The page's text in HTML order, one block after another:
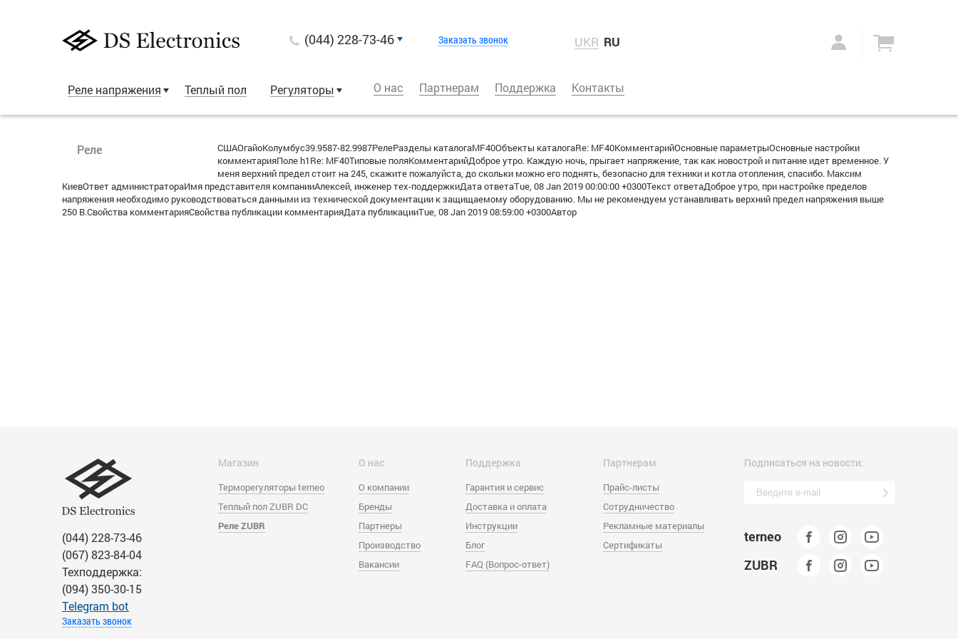
(044) 228-73-46 Заказать звонок UKR RU
Реле напряжения Теплый пол Регуляторы О нас Партнерам Поддержка Контакты
Реле
СШАОгайоКолумбус39.9587-82.9987РелеРазделы каталогаMF40Объекты каталогаRe: MF40КомментарийОсновные параметрыОсновные настройки
комментарияПоле h1Re: MF40Типовые поляКомментарийДоброе утро. Каждую ночь, прыгает напряжение, так как новострой и питание идет временное. У
меня верхний предел стоит на 245, скажите пожалуйста, до скольки можно его поднять, безопасно для техники и котла отопления, спасибо. Максим
КиевОтвет администратораИмя представителя компанииАлексей, инженер тех-поддержкиДата ответаTue, 08 Jan 2019 00:00:00 +0300Текст ответаДоброе утро, при настройке пределов
напряжения необходимо руководствоваться данными из технической документации к защища­емому оборудованию. Мы не рекомендуем устанавливать верхний предел напряжения выше
250 В.Свойства комментарияСвойства публикации комментарияДата публикацииTue, 08 Jan 2019 08:59:00 +0300Автор
(044) 228-73-46
(067) 823-84-04
Техподдержка:
(094) 350-30-15
Тelegram bot
Заказать звонок
Магазин
Терморегуляторы terneo
Теплый пол ZUBR DC
Реле ZUBR
О нас
О компании
Бренды
Партнеры
Производство
Вакансии
Поддержка
Гарантия и сервис
Доставка и оплата
Инструкции
Блог
FAQ (Вопрос-ответ)
Партнерам
Прайс-листы
Сотрудничество
Рекламные материалы
Сертификаты
Подписаться на новости:
terneo
ZUBR